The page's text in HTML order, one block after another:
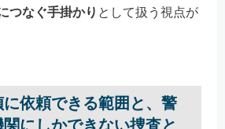
つなぐ手掛かり として扱う視点が
依頼できる範囲と、警
にしかできない捜査と